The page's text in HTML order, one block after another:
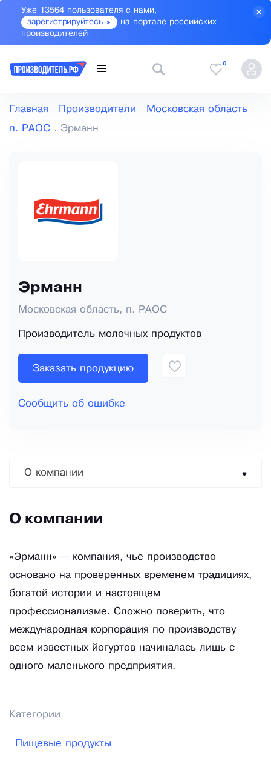
Уже 13564 пользователя с нами,
зарегистрируйтесь
на портале российских
производителей
0
Главная Производители Московская область
п. РАОС Эрманн
Эрманн
Московская область, п. РАОС
Производитель молочных продуктов
Заказать продукцию
Сообщить об ошибке
О компании
О компании
«Эрманн» — компания, чье производство
основано на проверенных временем традициях,
богатой истории и настоящем
профессионализме. Сложно поверить, что
международная корпорация по производству
всем известных йогуртов начиналась лишь с
одного маленького предприятия.
Категории
Пищевые продукты